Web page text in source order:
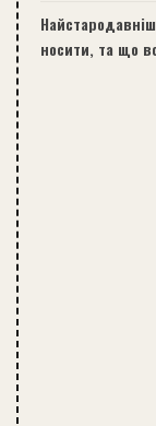
носити, та що